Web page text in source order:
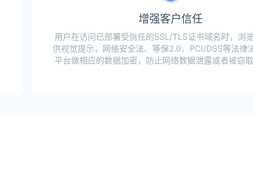
增强客户信任
用户在访问已部署受信任的SSL/TLS证书域名时，浏
供视觉提示，网络安全法、等保2.0、PCI/DSS等法律
平台做相应的数据加密，防止网络数据泄露或者被窃